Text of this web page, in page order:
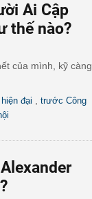
Ai Cập
thế nào?
của mình, kỹ càng
đại
trước Công